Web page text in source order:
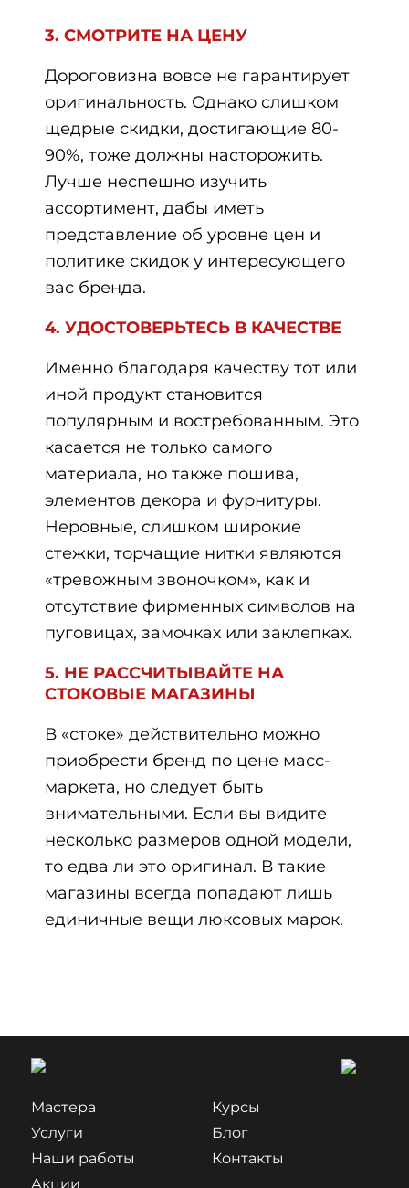
3. СМОТРИТЕ НА ЦЕНУ
Дороговизна вовсе не гарантирует
оригинальность. Однако слишком
щедрые скидки, достигающие 80-
90%, тоже должны насторожить.
Лучше неспешно изучить
ассортимент, дабы иметь
представление об уровне цен и
политике скидок у интересующего
вас бренда.
4. УДОСТОВЕРЬТЕСЬ В КАЧЕСТВЕ
Именно благодаря качеству тот или
иной продукт становится
популярным и востребованным. Это
касается не только самого
материала, но также пошива,
элементов декора и фурнитуры.
Неровные, слишком широкие
стежки, торчащие нитки являются
«тревожным звоночком», как и
отсутствие фирменных символов на
пуговицах, замочках или заклепках.
5. НЕ РАССЧИТЫВАЙТЕ НА
СТОКОВЫЕ МАГАЗИНЫ
В «стоке» действительно можно
приобрести бренд по цене масс-
маркета, но следует быть
внимательными. Если вы видите
несколько размеров одной модели,
то едва ли это оригинал. В такие
магазины всегда попадают лишь
единичные вещи люксовых марок.
Мастера
Услуги
Наши работы
Акции
Курсы
Блог
Контакты